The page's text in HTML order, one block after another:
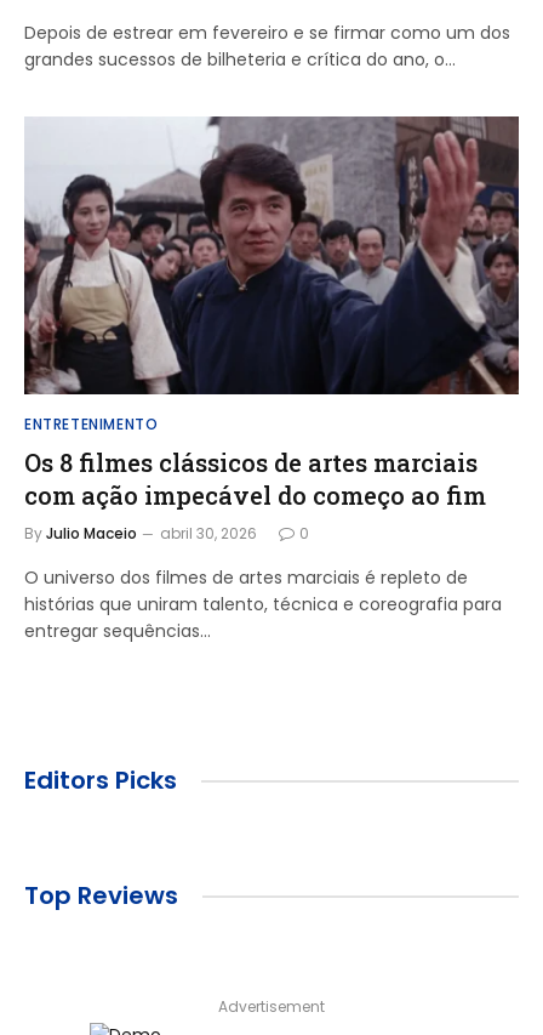
Depois de estrear em fevereiro e se firmar como um dos
grandes sucessos de bilheteria e crítica do ano, o…
ENTRETENIMENTO
Os 8 filmes clássicos de artes marciais
com ação impecável do começo ao fim
ByJulio Maceio abril 30, 2026 0
O universo dos filmes de artes marciais é repleto de
histórias que uniram talento, técnica e coreografia para
entregar sequências…
Editors Picks
Top Reviews
Advertisement